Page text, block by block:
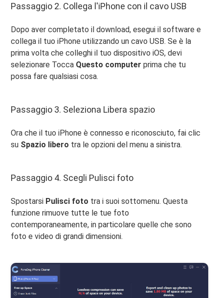
Passaggio 2. Collega l'iPhone con il cavo USB
Dopo aver completato il download, esegui il software e
collega il tuo iPhone utilizzando un cavo USB. Se è la
prima volta che colleghi il tuo dispositivo iOS, devi
selezionare Tocca Questo computer prima che tu
possa fare qualsiasi cosa.
Passaggio 3. Seleziona Libera spazio
Ora che il tuo iPhone è connesso e riconosciuto, fai clic
su Spazio libero tra le opzioni del menu a sinistra.
Passaggio 4. Scegli Pulisci foto
Spostarsi Pulisci foto tra i suoi sottomenu. Questa
funzione rimuove tutte le tue foto
contemporaneamente, in particolare quelle che sono
foto e video di grandi dimensioni.